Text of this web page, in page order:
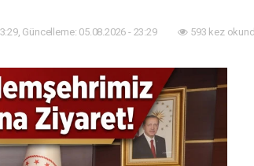
Güncelleme: 05.08.2026 - 23:29 593 kez